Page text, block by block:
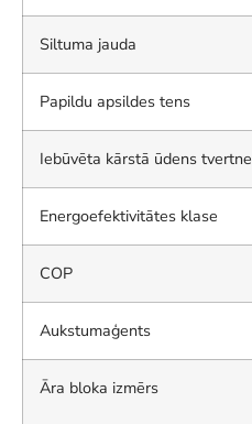
Siltuma jauda
Papildu apsildes tens
Iebūvēta kārstā ūdens tvertne
Energoefektivitātes klase
COP
Aukstumaģents
Āra bloka izmērs